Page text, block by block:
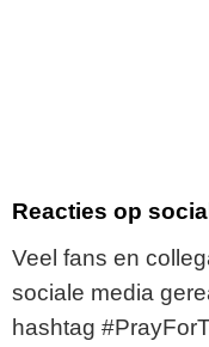
Reacties op
Veel fans en
sociale media
hashtag